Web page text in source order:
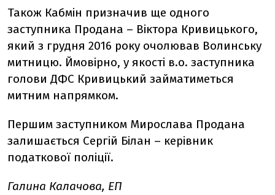
Також Кабмін призначив ще одного
заступника Продана – Віктора Кривицького,
який з грудня 2016 року очолював Волинську
митницю. Ймовірно, у якості в.о. заступника
голови ДФС Кривицький займатиметься
митним напрямком.
Першим заступником Мирослава Продана
залишається Сергій Білан – керівник
податкової поліції.
Галина Калачова, ЕП